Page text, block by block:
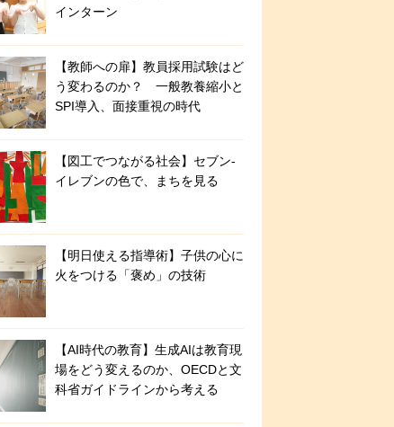
インターン
【教師への扉】教員採用試験はど
う変わるのか？ 一般教養縮小と
SPI導入、面接重視の時代
【図工でつながる社会】セブン‐
イレブンの色で、まちを見る
【明日使える指導術】子供の心に
火をつける「褒め」の技術
【AI時代の教育】生成AIは教育現
場をどう変えるのか、OECDと文
科省ガイドラインから考える